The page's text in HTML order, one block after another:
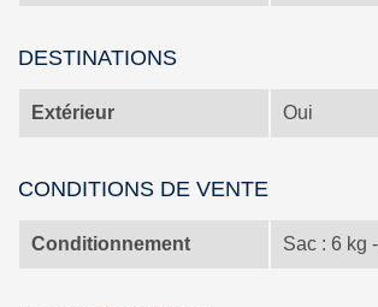
DESTINATIONS
Extérieur Oui
CONDITIONS DE VENTE
Conditionnement Sac : 6 kg